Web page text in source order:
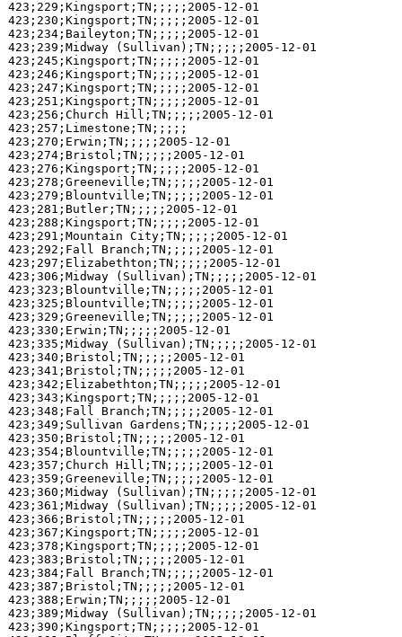
423;229;Kingsport;TN;;;;;2005-12-01
423;230;Kingsport;TN;;;;;2005-12-01
423;234;Baileyton;TN;;;;;2005-12-01
423;239;Midway (Sullivan);TN;;;;;2005-12-01
423;245;Kingsport;TN;;;;;2005-12-01
423;246;Kingsport;TN;;;;;2005-12-01
423;247;Kingsport;TN;;;;;2005-12-01
423;251;Kingsport;TN;;;;;2005-12-01
423;256;Church Hill;TN;;;;;2005-12-01
423;257;Limestone;TN;;;;;
423;270;Erwin;TN;;;;;2005-12-01
423;274;Bristol;TN;;;;;2005-12-01
423;276;Kingsport;TN;;;;;2005-12-01
423;278;Greeneville;TN;;;;;2005-12-01
423;279;Blountville;TN;;;;;2005-12-01
423;281;Butler;TN;;;;;2005-12-01
423;288;Kingsport;TN;;;;;2005-12-01
423;291;Mountain City;TN;;;;;2005-12-01
423;292;Fall Branch;TN;;;;;2005-12-01
423;297;Elizabethton;TN;;;;;2005-12-01
423;306;Midway (Sullivan);TN;;;;;2005-12-01
423;323;Blountville;TN;;;;;2005-12-01
423;325;Blountville;TN;;;;;2005-12-01
423;329;Greeneville;TN;;;;;2005-12-01
423;330;Erwin;TN;;;;;2005-12-01
423;335;Midway (Sullivan);TN;;;;;2005-12-01
423;340;Bristol;TN;;;;;2005-12-01
423;341;Bristol;TN;;;;;2005-12-01
423;342;Elizabethton;TN;;;;;2005-12-01
423;343;Kingsport;TN;;;;;2005-12-01
423;348;Fall Branch;TN;;;;;2005-12-01
423;349;Sullivan Gardens;TN;;;;;2005-12-01
423;350;Bristol;TN;;;;;2005-12-01
423;354;Blountville;TN;;;;;2005-12-01
423;357;Church Hill;TN;;;;;2005-12-01
423;359;Greeneville;TN;;;;;2005-12-01
423;360;Midway (Sullivan);TN;;;;;2005-12-01
423;361;Midway (Sullivan);TN;;;;;2005-12-01
423;366;Bristol;TN;;;;;2005-12-01
423;367;Kingsport;TN;;;;;2005-12-01
423;378;Kingsport;TN;;;;;2005-12-01
423;383;Bristol;TN;;;;;2005-12-01
423;384;Fall Branch;TN;;;;;2005-12-01
423;387;Bristol;TN;;;;;2005-12-01
423;388;Erwin;TN;;;;;2005-12-01
423;389;Midway (Sullivan);TN;;;;;2005-12-01
423;390;Kingsport;TN;;;;;2005-12-01